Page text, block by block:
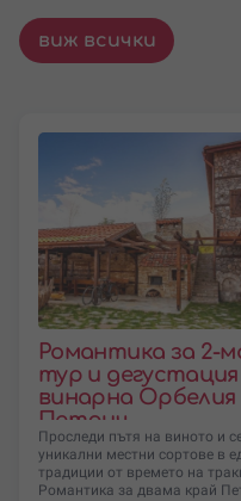
виж всички
Романтика за 2-
тур и дегустация
винарна Орбелия
Петрич
Проследи пътя на виното и
уникални местни сортове в
традиции от времето на
Романтика за двама край